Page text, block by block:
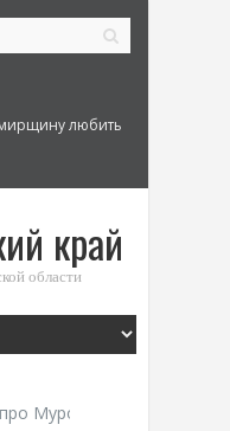
любить
край
области
Муром: «Былинный